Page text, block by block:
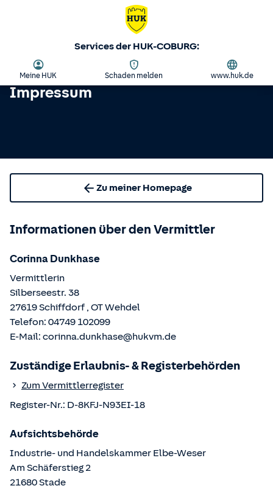
Services der HUK-COBURG:
Meine HUK Schaden melden www.huk.de
Impressum
Zu meiner Homepage
Informationen über den Vermittler
Corinna Dunkhase
Vermittlerin
Silberseestr. 38
27619Schiffdorf , OTWehdel
Telefon: 04749 102099
E-Mail: corinna.dunkhase@hukvm.de
Zuständige Erlaubnis- & Registerbehörden
Zum Vermittlerregister
Register-Nr.: D-8KFJ-N93EI-18
Aufsichtsbehörde
Industrie- und Handelskammer Elbe-Weser
Am Schäferstieg 2
21680Stade